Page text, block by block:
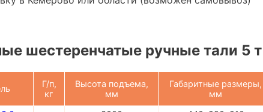
шестеренчатые ручные тали 5 т
Г/п,
кг
Высота подъема,
мм
Габаритные размеры,
мм